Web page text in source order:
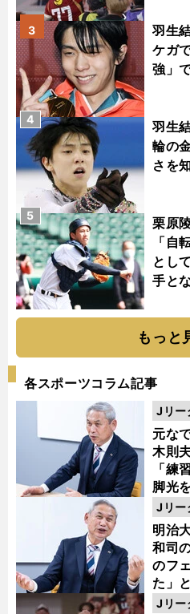
羽生
ケガ
強」
3
羽生
輪の
さを
4
栗原
「自
とし
手と
5
もっと
各スポーツコラム記事
元な
木則
「練
脚光
い４
Jリー
明治
和司
のフ
た」
督・
Jリー
Jリー